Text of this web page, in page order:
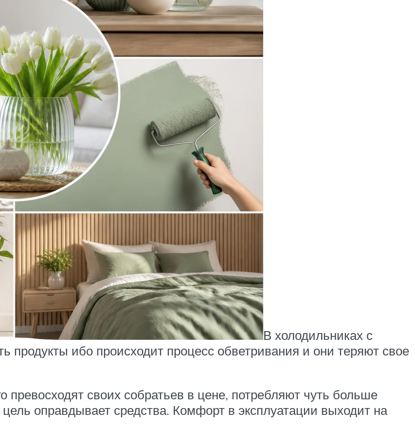
В холодильниках с
продукты ибо происходит процесс обветривания и они теряют свое
превосходят своих собратьев в цене, потребляют чуть больше
оправдывает средства. Комфорт в эксплуатации выходит на